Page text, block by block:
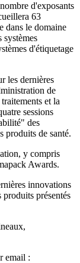
d'exposants
63
dans le domaine
systèmes
d'étiquetage
les dernières
de
et la
sessions
des
produits de santé.
y compris
Awards.
innovations
présentés
email :